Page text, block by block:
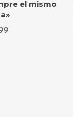
el mismo